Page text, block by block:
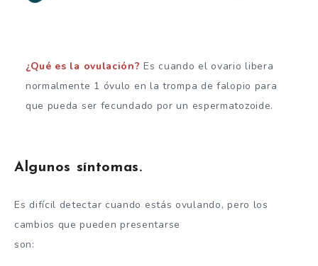
¿Qué es la ovulación? Es cuando el ovario libera
normalmente 1 óvulo en la trompa de falopio para
que pueda ser fecundado por un espermatozoide.
Algunos síntomas.
Es difícil detectar cuando estás ovulando, pero los
cambios que pueden presentarse
son: